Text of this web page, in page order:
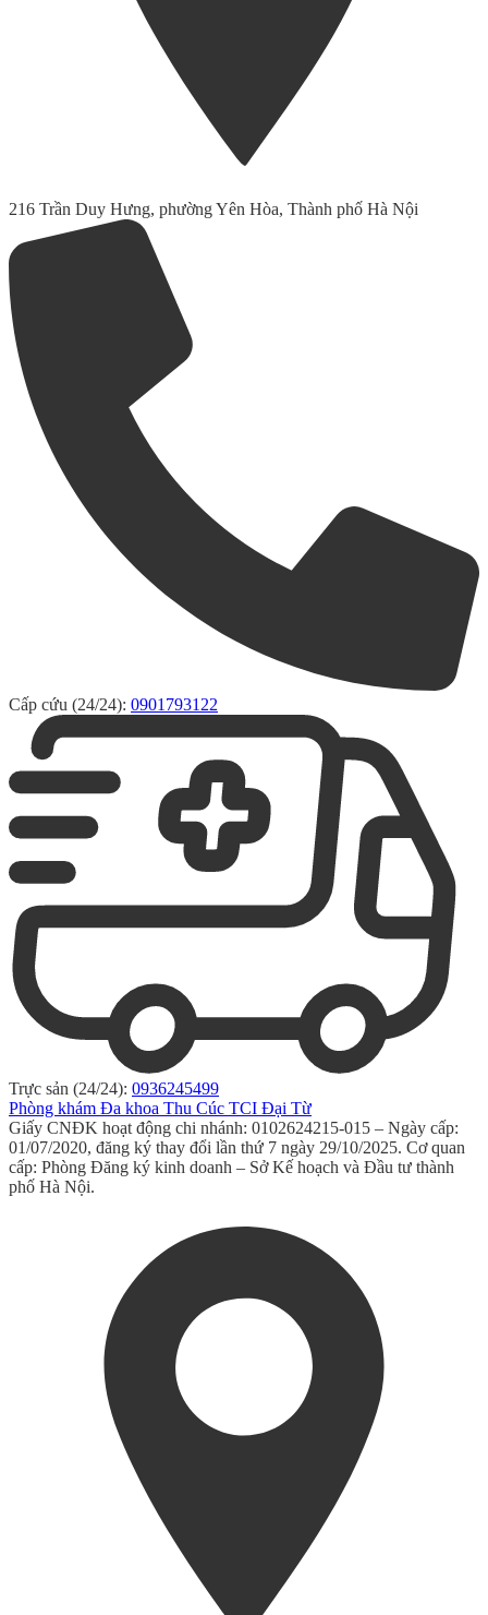
216 Trần Duy Hưng, phường Yên Hòa, Thành phố Hà Nội
Cấp cứu (24/24): 0901793122
Trực sản (24/24): 0936245499
Phòng khám Đa khoa Thu Cúc TCI Đại Từ
Giấy CNĐK hoạt động chi nhánh: 0102624215-015 – Ngày cấp:
01/07/2020, đăng ký thay đổi lần thứ 7 ngày 29/10/2025. Cơ quan
cấp: Phòng Đăng ký kinh doanh – Sở Kế hoạch và Đầu tư thành
phố Hà Nội.